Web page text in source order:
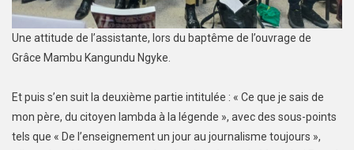
Une attitude de l’assistante, lors du baptême de l’ouvrage de
Grâce Mambu Kangundu Ngyke.
Et puis s’en suit la deuxième partie intitulée : « Ce que je sais de
mon père, du citoyen lambda à la légende », avec des sous-points
tels que « De l’enseignement un jour au journalisme toujours »,